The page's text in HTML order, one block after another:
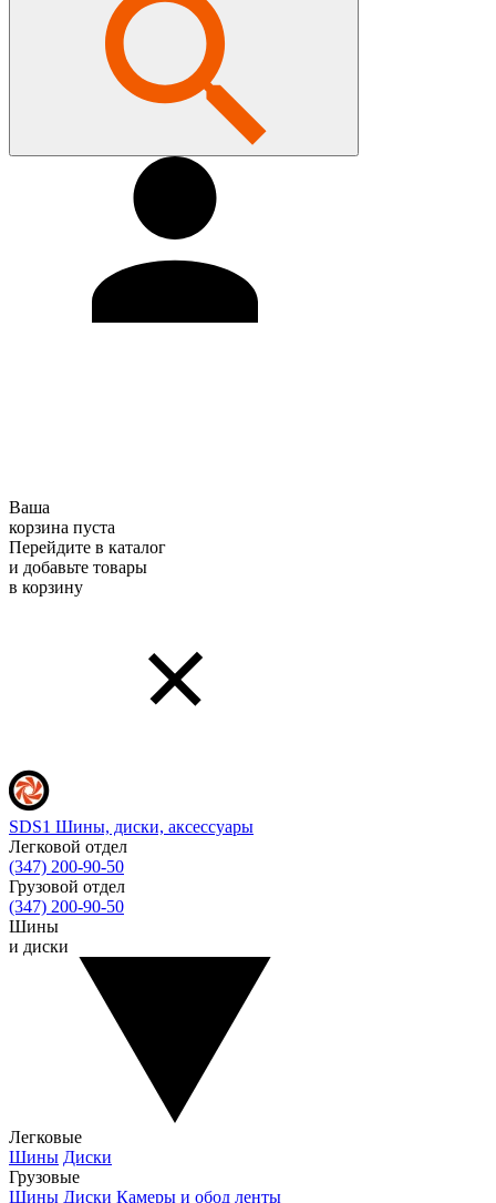
Ваша
корзина пуста
Перейдите в каталог
и добавьте товары
в корзину
SDS1 Шины, диски, аксессуары
Легковой отдел
(347) 200-90-50
Грузовой отдел
(347) 200-90-50
Шины
и диски
Легковые
Шины Диски
Грузовые
Шины Диски Камеры и обод ленты